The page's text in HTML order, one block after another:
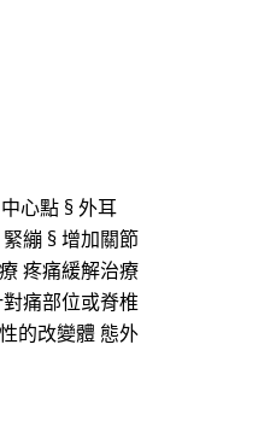
心點 § 外耳
繃 § 增加關節
疼痛緩解治療
痛部位或脊椎
的改變體 態外